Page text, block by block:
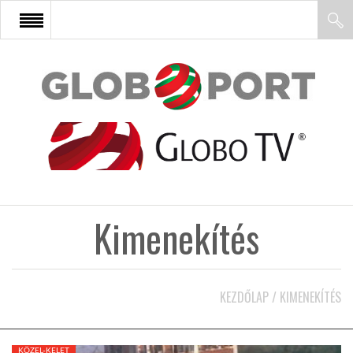
FŐOLDAL
AFRIKA
Kimenekítés
KEZDŐLAP / KIMENEKÍTÉS
KÖZEL-KELET